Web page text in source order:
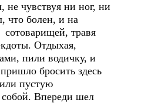
не чувствуя ни ног, ни
что болен, и на
сотоварищей, травя
Отдыхая,
пили водичку, и
бросить здесь
пустую
собой. Впереди шел